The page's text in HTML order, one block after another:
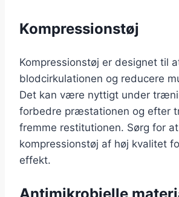
Kompressionstøj
Kompressionstøj er designet til
blodcirkulationen og reducere
Det kan være nyttigt under
forbedre præstationen og efter
fremme restitutionen. Sørg for
kompressionstøj af høj kvalitet
effekt.